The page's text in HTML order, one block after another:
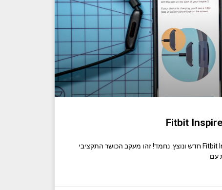
אז, הרגע פתחתם את Fitbit Inspire 3 חדש ונוצץ. נחמד! זהו מעקב הכושר התקציבי
עם